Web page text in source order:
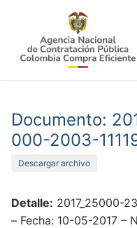
contenido
Documento:
000-2003-
Descargar archivo
Detalle: 2017_25000-
– Fecha: 10-05-2017 –